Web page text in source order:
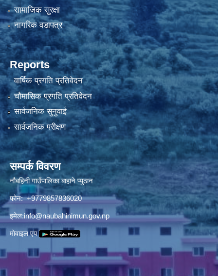
सामाजिक सुरक्षा
नागरिक वडापत्र
Reports
वार्षिक प्रगति प्रतिवेदन
चौमासिक प्रगति प्रतिवेदन
सार्वजनिक सुनुवाई
सार्वजनिक परीक्षण
सम्पर्क विवरण
नौबहिनी गाउँपालिका बाहाने प्युठान
फोन: +9779857836020
इमेल:info@naubahinimun.gov.np
माेवाइल एप